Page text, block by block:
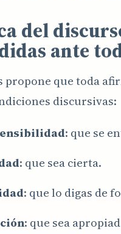
del
ante
propone que toda
discursivas:
: que se
: que sea cierta.
: que lo digas de
: que sea